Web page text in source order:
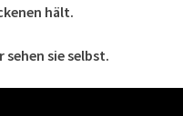
hält.
sehen sie selbst.